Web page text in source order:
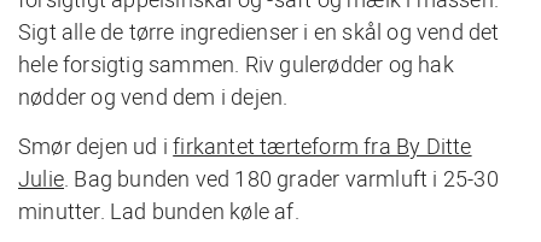
Sigt alle de tørre ingredienser i en skål og vend det
hele forsigtig sammen. Riv gulerødder og hak
nødder og vend dem i dejen.
Smør dejen ud ifirkantet tærteform fra By Ditte
Julie. Bag bunden ved 180 grader varmluft i 25-30
minutter. Lad bunden køle af.